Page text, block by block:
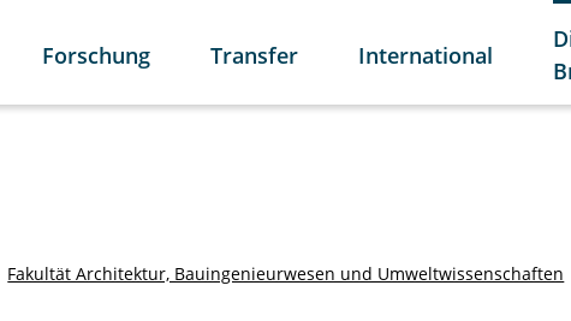
Forschung Transfer International
Fakultät Architektur, Bauingenieurwesen und Umweltwissenschaften